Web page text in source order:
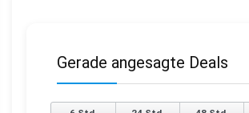
Gerade angesagte Deals